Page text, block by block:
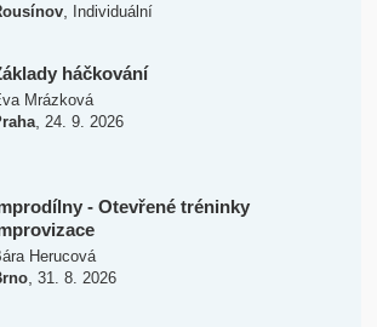
, Individuální
háčkování
Mrázková
, 24. 9. 2026
- Otevřené tréninky
Herucová
, 31. 8. 2026